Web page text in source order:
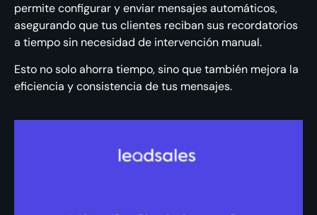
permite configurar y enviar mensajes automáticos,
asegurando que tus clientes reciban sus recordatorios
a tiempo sin necesidad de intervención manual.
Esto no solo ahorra tiempo, sino que también mejora la
eficiencia y consistencia de tus mensajes.